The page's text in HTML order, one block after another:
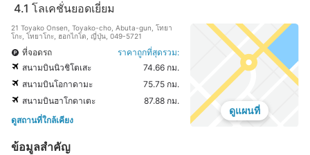
4.1 โลเคชั่นยอดเยี่ยม
21 Toyako Onsen, Toyako-cho, Abuta-gun, โทยา
โกะ, โทยาโกะ, ฮอกไกโด, ญี่ปุ่น, 049-5721
ที่จอดรถ
ราคาถูกที่สุดรวม:
สนามบินนิวชิโตเสะ
74.66 กม.
สนามบินโอกาดามะ
75.75 กม.
สนามบินฮาโกดาเตะ
87.88 กม.
ดูสถานที่ใกล้เคียง
ดูแผนที่
ข้อมูลสำคัญ